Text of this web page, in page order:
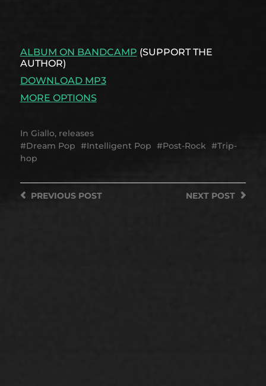
ALBUM ON BANDCAMP (SUPPORT THE
AUTHOR)
DOWNLOAD MP3
MORE OPTIONS
In Giallo, releases
Dream Pop
Intelligent Pop Post-Rock
Trip-
hop
NEXT POST
PREVIOUSPOST